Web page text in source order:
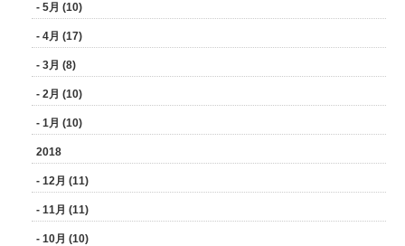
- 5月 (10)
- 4月 (17)
- 3月 (8)
- 2月 (10)
- 1月 (10)
2018
- 12月 (11)
- 11月 (11)
- 10月 (10)